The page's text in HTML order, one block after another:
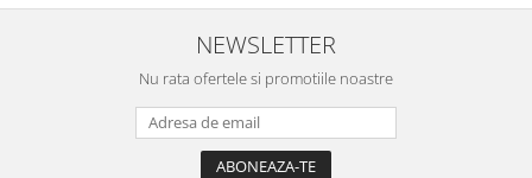
NEWSLETTER
Nu rata ofertele si promotiile noastre